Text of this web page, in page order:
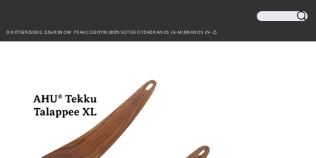
ONETIGRISDOG GEARSNOW PEAKCOODYWUBENSOTOKOVEABRANDS (A-M)BRANDS (N-Z)